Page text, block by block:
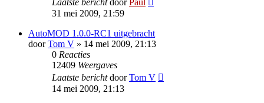
Laatste berichtdoorPaul
31 mei 2009, 21:59
AutoMOD 1.0.0-RC1 uitgebracht
doorTom V » 14 mei 2009, 21:13
0 Reacties
12409 Weergaves
Laatste berichtdoorTom V
14 mei 2009, 21:13